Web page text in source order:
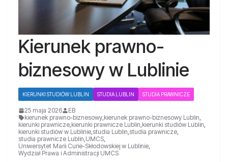
Kierunek prawno-
biznesowy w Lublinie
KIERUNKI STUDIÓW LUBLIN STUDIA LUBLIN STUDIA PRAWNICZE
25 maja 2026
EB
kierunek prawno-biznesowy,kierunek prawno-biznesowy Lublin,
kierunki prawnicze,kierunki prawnicze Lublin,kierunki studiów Lublin,
kierunki studiów w Lublinie,studia Lublin,studia prawnicze,
studia prawnicze Lublin,UMCS,
Uniwersytet Marii Curie-Skłodowskiej w Lublinie,
Wydział Prawa i Administracji UMCS